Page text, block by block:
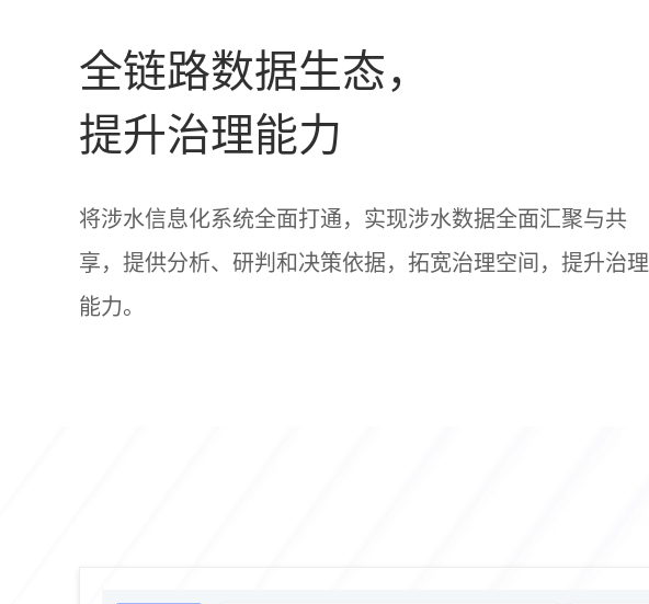
全链路数据生态，
提升治理能力
将涉水信息化系统全面打通，实现涉水数据全面汇聚与共
享，提供分析、研判和决策依据，拓宽治理空间，提升治理
能力。